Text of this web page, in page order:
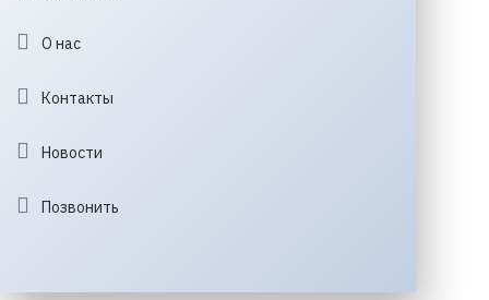
О нас
Контакты
Новости
Позвонить